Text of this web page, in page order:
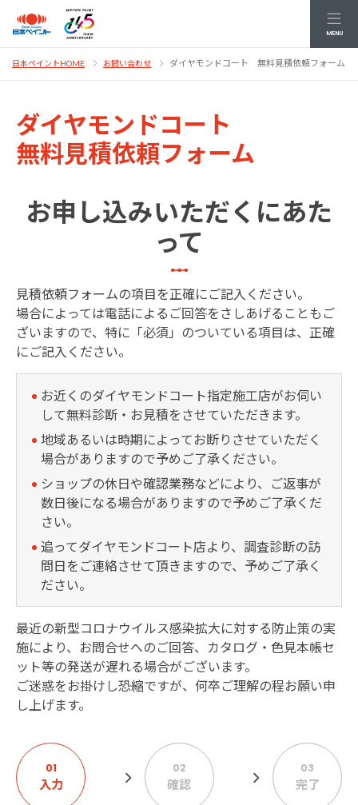
MENU
日本ペイントHOME お問い合わせ ダイヤモンドコート 無料見積依頼フォーム
ダイヤモンドコート
無料見積依頼フォーム
お申し込みいただくにあた
って
見積依頼フォームの項目を正確にご記入ください。
場合によっては電話によるご回答をさしあげることもご
ざいますので、特に「必須」のついている項目は、正確
にご記入ください。
お近くのダイヤモンドコート指定施工店がお伺い
して無料診断・お見積をさせていただきます。
地域あるいは時期によってお断りさせていただく
場合がありますので予めご了承ください。
ショップの休日や確認業務などにより、ご返事が
数日後になる場合がありますので予めご了承くだ
さい。
追ってダイヤモンドコート店より、調査診断の訪
問日をご連絡させて頂きますので、予めご了承く
ださい。
最近の新型コロナウイルス感染拡大に対する防止策の実
施により、お問合せへのご回答、カタログ・色見本帳セ
ット等の発送が遅れる場合がございます。
ご迷惑をお掛けし恐縮ですが、何卒ご理解の程お願い申
し上げます。
01
入力
02
確認
03
完了